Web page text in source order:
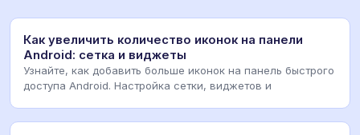
Как увеличить количество иконок на панели
Android: сетка и виджеты
Узнайте, как добавить больше иконок на панель быстрого
доступа Android. Настройка сетки, виджетов и